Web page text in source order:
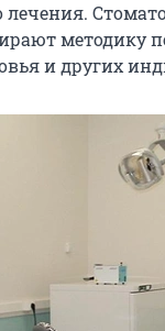
лечения.
методику
и других